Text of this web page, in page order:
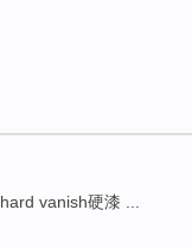
hard vanish硬漆 ...